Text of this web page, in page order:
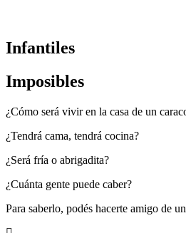
Infantiles
Imposibles
¿Cómo será vivir en la casa de un
¿Tendrá cama, tendrá cocina?
¿Será fría o abrigadita?
¿Cuánta gente puede caber?
Para saberlo, podés hacerte amigo de